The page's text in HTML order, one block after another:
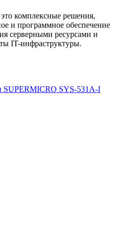
комплексные решения,
и программное обеспечение
серверными ресурсами и
IT-инфраструктуры.
SUPERMICRO SYS-531A-I